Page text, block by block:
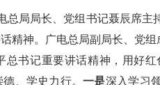
总局局长、党组书记聂辰席
精神。广电总局副局长、党组
总书记重要讲话精神，用好
德、学史力行。一是深入学习